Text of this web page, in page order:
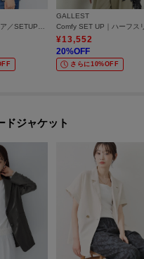
GALLEST
¥13,552
20%OFF
さらに10%OFF
ドジャケット